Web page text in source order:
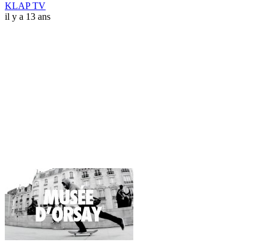
KLAP TV
il y a 13 ans